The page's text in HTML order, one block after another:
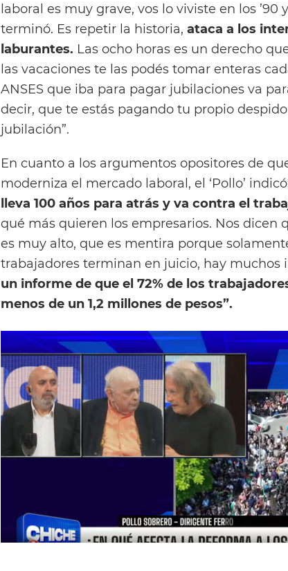
laboral es muy grave, vos lo viviste en los ’90
terminó. Es repetir la historia, ataca a los
laburantes. Las ocho horas es un derecho
las vacaciones te las podés tomar enteras
ANSES que iba para pagar jubilaciones va
decir, que te estás pagando tu propio
jubilación”.
En cuanto a los argumentos opositores de
moderniza el mercado laboral, el ‘Pollo’
lleva 100 años para atrás y va contra el
qué más quieren los empresarios. Nos dicen
es muy alto, que es mentira porque
trabajadores terminan en juicio, hay muchos
un informe de que el 72% de los
menos de un 1,2 millones de pesos”.